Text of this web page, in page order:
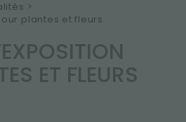
VOUS:
>
plantes et fleurs
ET FLEURS